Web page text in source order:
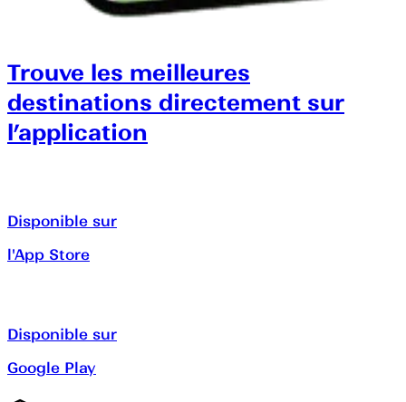
Trouve les meilleures
destinations directement sur
l’application
Disponible sur
l'App Store
Disponible sur
Google Play